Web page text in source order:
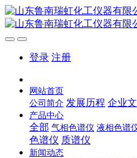
登录 注册
网站首页
公司简介 发展历程 企业
产品中心
全部 气相色谱仪 液相色谱
色谱仪 质谱仪
新闻动态